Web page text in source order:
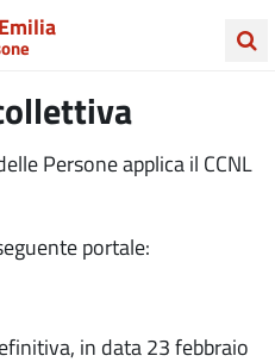
Persone applica il CCNL
portale:
in data 23 febbraio